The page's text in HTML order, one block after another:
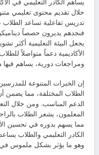
يساهم الكادر التعليمي في
خلال تقديم محتوى تعليمي
تدريس تفاعلية تساعد
فنجدهم يديرون حصصاً
يجعل البيئة التعليمية أكثر
الأكاديمية دعماً متواصلاً
ومراجعات دورية، يساهم
إن الخبرات المتنوعة
الطلاب المختلفة، مما
الدعم المناسب. ومن خلال
المعلمون، يشعر الطلاب
مما يسهم بدوره في تحسين
الكادر التعليمي والطلاب
وهو ما يؤثر بشكل ملموس في